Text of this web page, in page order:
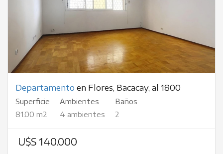
Departamento en Flores, Bacacay, al 1800
Superficie
81.00 m2
Ambientes
4 ambientes
Baños
2
U$S 140.000